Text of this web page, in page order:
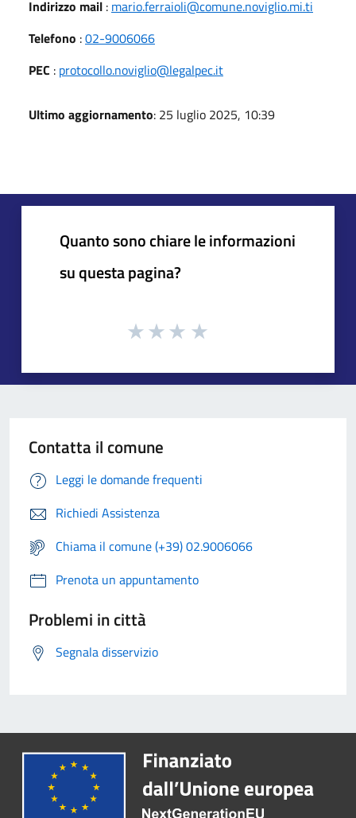
Indirizzo mail : mario.ferraioli@comune.noviglio.mi.ti
Telefono :02-9006066
PEC : protocollo.noviglio@legalpec.it
Ultimo aggiornamento: 25 luglio 2025, 10:39
Quanto sono chiare le informazioni
su questa pagina?
Contatta il comune
Leggi le domande frequenti
Richiedi Assistenza
Chiama il comune (+39) 02.9006066
Prenota un appuntamento
Problemi in città
Segnala disservizio